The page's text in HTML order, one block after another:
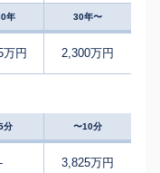
年 30年〜
万円 2,300万円
分 〜10分
- 3,825万円